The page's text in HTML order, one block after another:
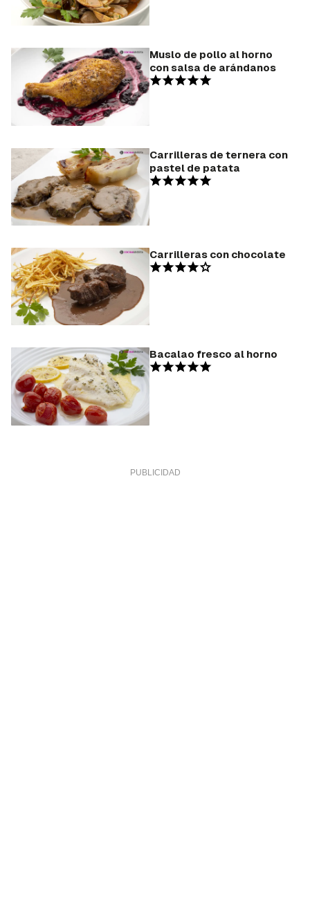
Muslo de pollo al horno
con salsa de arándanos
Carrilleras de ternera con
pastel de patata
Carrilleras con chocolate
Bacalao fresco al horno